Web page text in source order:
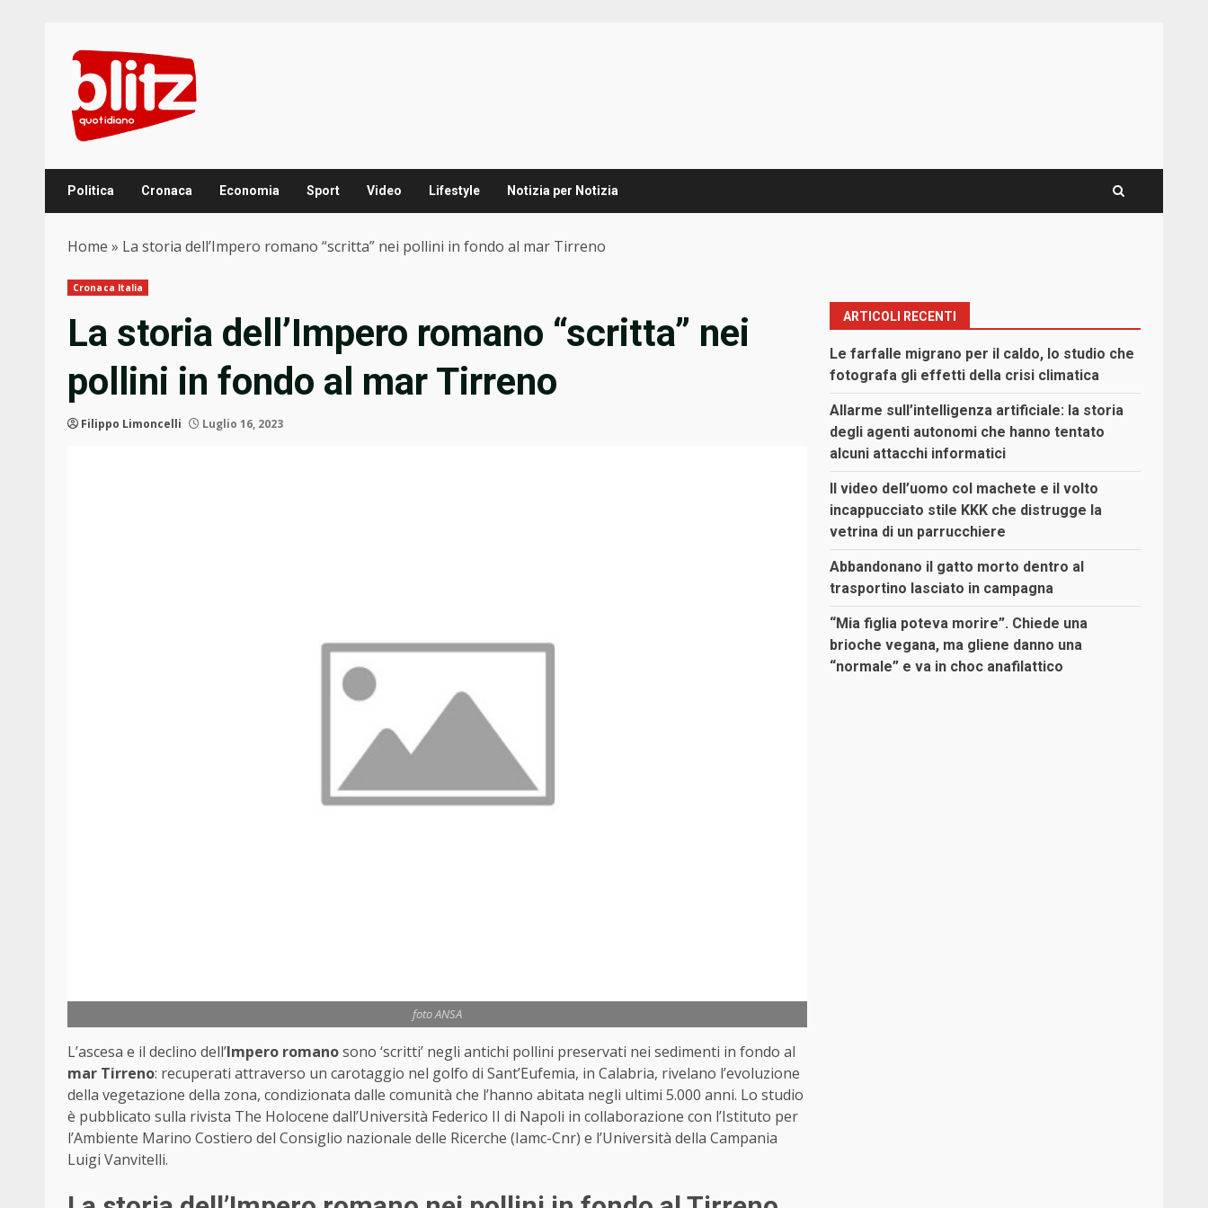
content
Politica Cronaca Economia Sport Video Lifestyle Notizia per Notizia
Home » La storia dell’Impero romano “scritta” nei pollini in fondo al mar Tirreno
Cronaca Italia
La storia dell’Impero romano “scritta” nei
pollini in fondo al mar Tirreno
Filippo Limoncelli Luglio 16, 2023
foto ANSA
L’ascesa e il declino dell’Impero romanosono ‘scritti’ negli antichi pollini preservati nei sedimenti in fondo al
mar Tirreno: recuperati attraverso un carotaggio nel golfo di Sant’Eufemia, in Calabria, rivelano l’evoluzione
della vegetazione della zona, condizionata dalle comunità che l’hanno abitata negli ultimi 5.000 anni. Lo studio
è pubblicato sulla rivista The Holocene dall’Università Federico II di Napoli in collaborazione con l’Istituto per
l’Ambiente Marino Costiero del Consiglio nazionale delle Ricerche (Iamc-Cnr) e l’Università della Campania
Luigi Vanvitelli.
ARTICOLI RECENTI
Le farfalle migrano per il caldo, lo studio che
fotografa gli effetti della crisi climatica
Allarme sull’intelligenza artificiale: la storia
degli agenti autonomi che hanno tentato
alcuni attacchi informatici
Il video dell’uomo col machete e il volto
incappucciato stile KKK che distrugge la
vetrina di un parrucchiere
Abbandonano il gatto morto dentro al
trasportino lasciato in campagna
“Mia figlia poteva morire”. Chiede una
brioche vegana, ma gliene danno una
“normale” e va in choc anafilattico